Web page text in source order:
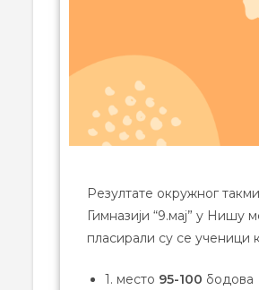
Резултате окружног
Гимназији “9.мај” у
пласирали су се ученици
1. место 95-100 бодова